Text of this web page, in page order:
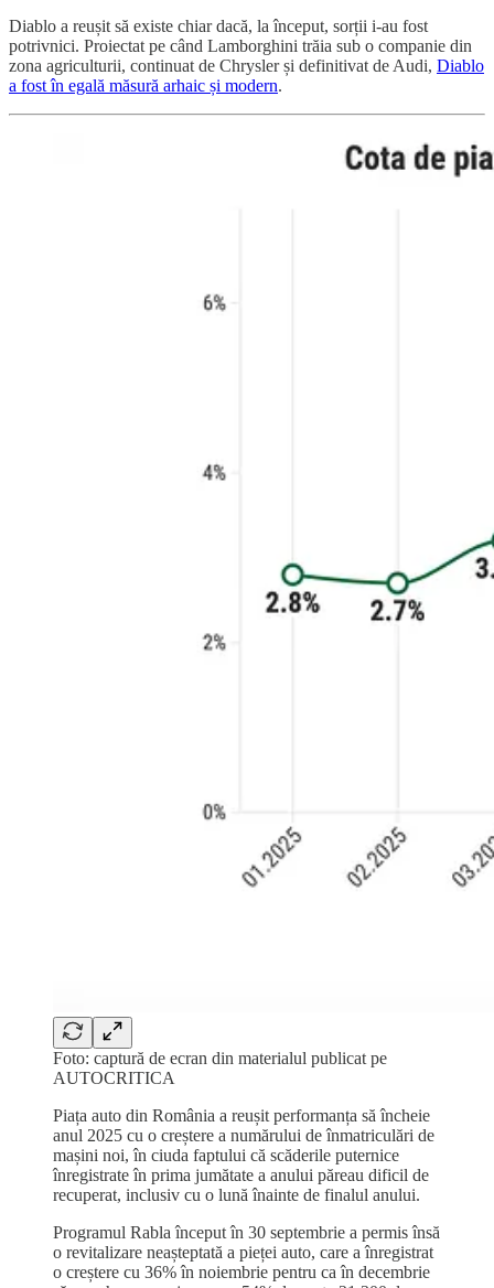
Diablo a reușit să existe chiar dacă, la început, sorții i-au fost
potrivnici. Proiectat pe când Lamborghini trăia sub o companie din
zona agriculturii, continuat de Chrysler și definitivat de Audi, Diablo
a fost în egală măsură arhaic și modern.
Foto: captură de ecran din materialul publicat pe
AUTOCRITICA
Piața auto din România a reușit performanța să încheie
anul 2025 cu o creștere a numărului de înmatriculări de
mașini noi, în ciuda faptului că scăderile puternice
înregistrate în prima jumătate a anului păreau dificil de
recuperat, inclusiv cu o lună înainte de finalul anului.
Programul Rabla început în 30 septembrie a permis însă
o revitalizare neașteptată a pieței auto, care a înregistrat
o creștere cu 36% în noiembrie pentru ca în decembrie